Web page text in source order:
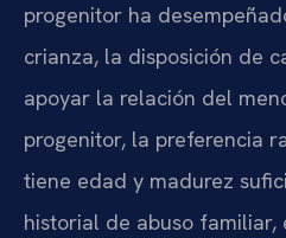
progenitor ha
crianza, la disposición de
apoyar la relación del
progenitor, la preferencia
tiene edad y madurez
historial de abuso familiar,